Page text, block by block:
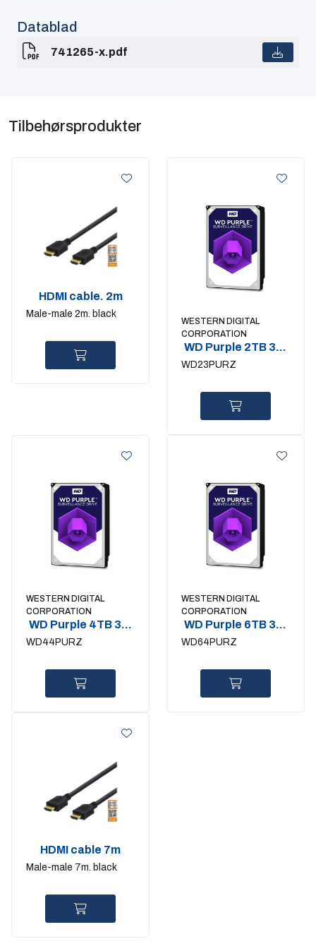
Datablad
741265-x.pdf
Tilbehørsprodukter
HDMI cable. 2m
Male-male 2m. black
WESTERN DIGITAL
CORPORATION
WD Purple 2TB 3.5
SATA 24-7
WD23PURZ
WESTERN DIGITAL
CORPORATION
WD Purple 4TB 3.5
SATA 24-7
WD44PURZ
WESTERN DIGITAL
CORPORATION
WD Purple 6TB 3.5
SATA 24-7
WD64PURZ
HDMI cable 7m
Male-male 7m. black